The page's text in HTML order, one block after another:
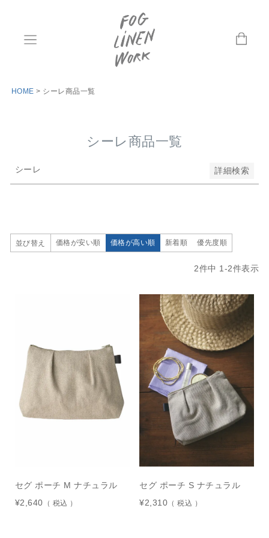
HOME シーレ商品一覧
シーレ商品一覧
シーレ 詳細検索
検索
並び替え 価格が安い順 価格が高い順 新着順 優先度順
2件中 1-2件表示
セグ ポーチ M ナチュラル
¥2,640 税込
セグ ポーチ S ナチュラル
¥2,310 税込